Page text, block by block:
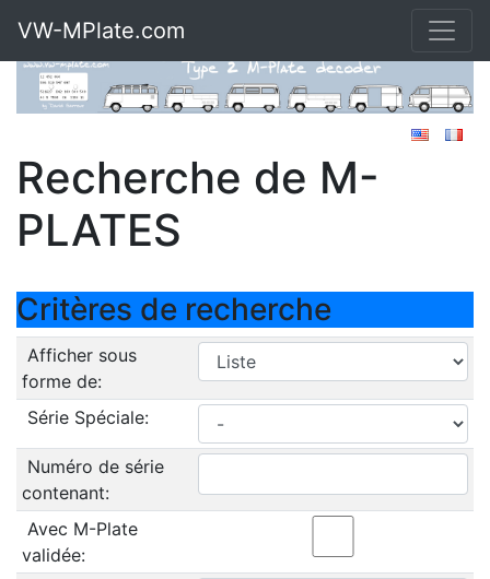
VW-MPlate.com
Recherche de M-
PLATES
Critères de recherche
Afficher sous
forme de:
Série Spéciale:
Numéro de série
contenant:
Avec M-Plate
validée: